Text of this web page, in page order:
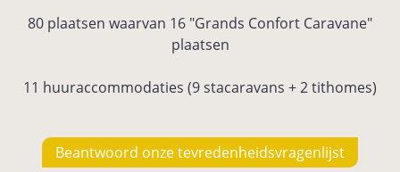
80 plaatsen waarvan 16 "Grands Confort Caravane"
plaatsen
11 huuraccommodaties (9 stacaravans + 2 tithomes)
Beantwoord onze tevredenheidsvragenlijst